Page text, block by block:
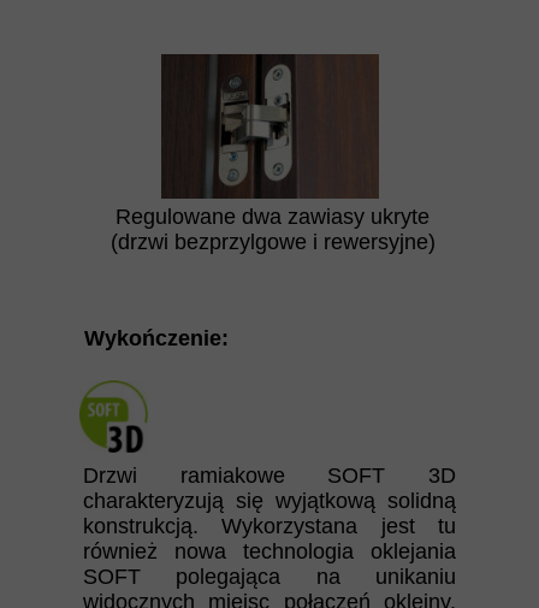
Regulowane dwa zawiasy ukryte
(drzwi bezprzylgowe i rewersyjne)
Drzwi ramiakowe SOFT 3D
charakteryzują się wyjątkową solidną
konstrukcją. Wykorzystana jest tu
również nowa technologia oklejania
SOFT polegająca na unikaniu
widocznych miejsc połączeń okleiny.
Wykończenie: